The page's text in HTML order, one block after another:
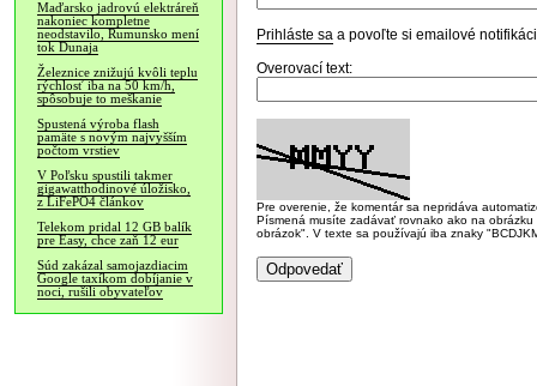
Maďarsko jadrovú elektráreň
nakoniec kompletne
neodstavilo, Rumunsko mení
tok Dunaja
Železnice znižujú kvôli teplu
rýchlosť iba na 50 km/h,
spôsobuje to meškanie
Spustená výroba flash
pamäte s novým najvyšším
počtom vrstiev
V Poľsku spustili takmer
gigawatthodinové úložisko,
z LiFePO4 článkov
Telekom pridal 12 GB balík
pre Easy, chce zaň 12 eur
Súd zakázal samojazdiacim
Google taxíkom dobíjanie v
noci, rušili obyvateľov
Prihláste sa a povoľte si emailové
Overovací text:
Pre overenie, že komentár sa nepridáva
Písmená musíte zadávať rovnako ako na
obrázok". V texte sa používajú iba znaky